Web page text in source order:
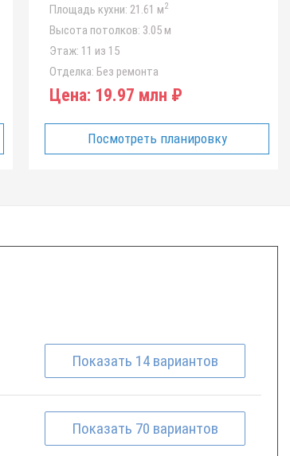
Площадь кухни: 21.61 м2
Высота потолков: 3.05 м
Этаж: 11 из 15
Отделка: Без ремонта
Цена: 19.97 млн ₽
Посмотреть планировку
Показать 14 вариантов
Показать 70 вариантов